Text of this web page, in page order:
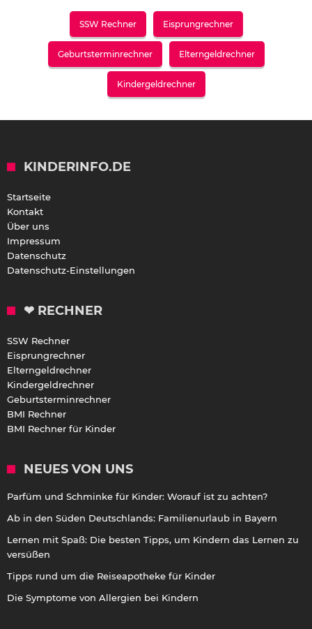
SSW Rechner Eisprungrechner
Geburtsterminrechner Elterngeldrechner
Kindergeldrechner
KINDERINFO.DE
Startseite
Kontakt
Über uns
Impressum
Datenschutz
Datenschutz-Einstellungen
❤ RECHNER
SSW Rechner
Eisprungrechner
Elterngeldrechner
Kindergeldrechner
Geburtsterminrechner
BMI Rechner
BMI Rechner für Kinder
NEUES VON UNS
Parfüm und Schminke für Kinder: Worauf ist zu achten?
Ab in den Süden Deutschlands: Familienurlaub in Bayern
Lernen mit Spaß: Die besten Tipps, um Kindern das Lernen zu
versüßen
Tipps rund um die Reiseapotheke für Kinder
Die Symptome von Allergien bei Kindern